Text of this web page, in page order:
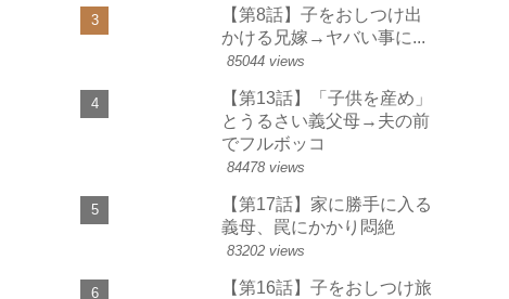
【第8話】子をおしつけ出
かける兄嫁→ヤバい事に...
85044 views
【第13話】「子供を産め」
とうるさい義父母→夫の前
でフルボッコ
84478 views
【第17話】家に勝手に入る
義母、罠にかかり悶絶
83202 views
【第16話】子をおしつけ旅